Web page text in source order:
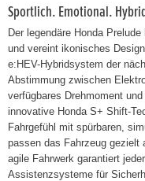
Sportlich. Emotional.
Der legendäre Honda
und vereint ikonisches
e:HEV-Hybridsystem der
Abstimmung zwischen
verfügbares Drehmoment
innovative Honda S+ Shift-
Fahrgefühl mit spürbaren,
passen das Fahrzeug gezielt
agile Fahrwerk garantiert
Assistenzsysteme für